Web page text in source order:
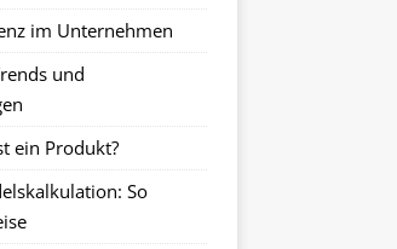
im Unternehmen
und
ein Produkt?
So